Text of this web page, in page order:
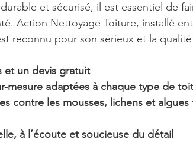
et sécurisé, il est essentiel de
Action Nettoyage Toiture, installé
reconnu pour son sérieux et la
et un devis gratuit
mesure adaptées à chaque type de
contre les mousses, lichens et
à l’écoute et soucieuse du détail